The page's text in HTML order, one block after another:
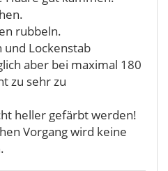
rubbeln.
und Lockenstab
aber bei maximal 180
zu sehr zu
heller gefärbt werden!
Vorgang wird keine